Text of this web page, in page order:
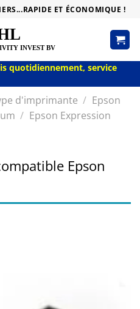
ET ÉCONOMIQUE !
quotidiennement, service
d'imprimante / Epson
/ Epson Expression
Epson